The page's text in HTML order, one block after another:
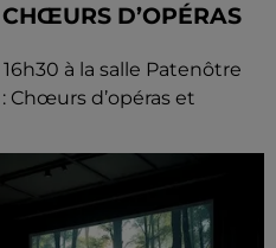
D’OPÉRAS
à la salle Patenôtre
Chœurs d’opéras et